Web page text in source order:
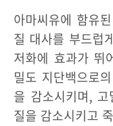
아마씨유에 함유
질 대사를 부드럽
저화에 효과가 뛰
밀도 지단백으로
을 감소시키며,
질을 감소시키고